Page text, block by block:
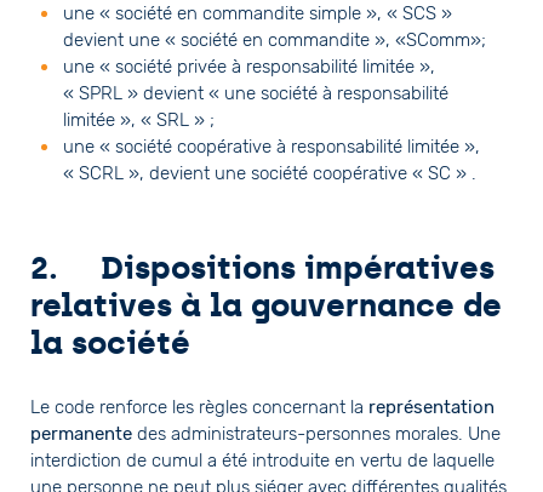
une « société en commandite simple », « SCS »
devient une « société en commandite », «SComm»;
une « société privée à responsabilité limitée »,
« SPRL » devient « une société à responsabilité
limitée », « SRL » ;
une « société coopérative à responsabilité limitée »,
« SCRL », devient une société coopérative « SC » .
2. Dispositions impératives
relatives à la gouvernance de
la société
Le code renforce les règles concernant la représentation
permanente des administrateurs-personnes morales. Une
interdiction de cumul a été introduite en vertu de laquelle
une personne ne peut plus siéger avec différentes qualités